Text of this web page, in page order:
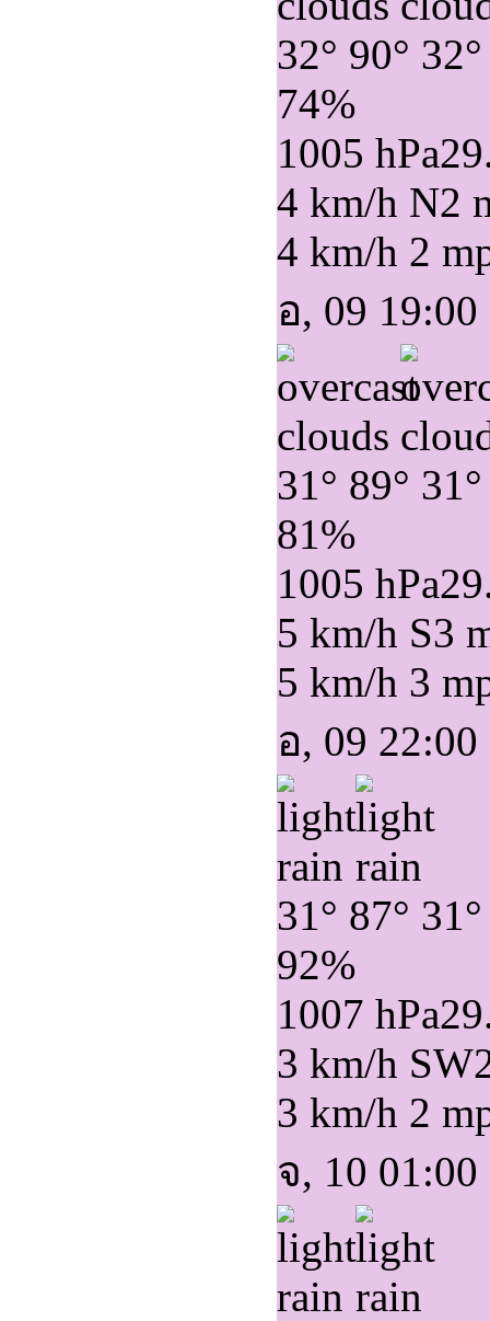
32° 90° 32°
74%
1005 hPa
4 km/h N2
4 km/h 2
อ, 09 19:00
31° 89° 31°
81%
1005 hPa
5 km/h S3
5 km/h 3
อ, 09 22:00
31° 87° 31°
92%
1007 hPa
3 km/h SW
3 km/h 2
จ, 10 01:00